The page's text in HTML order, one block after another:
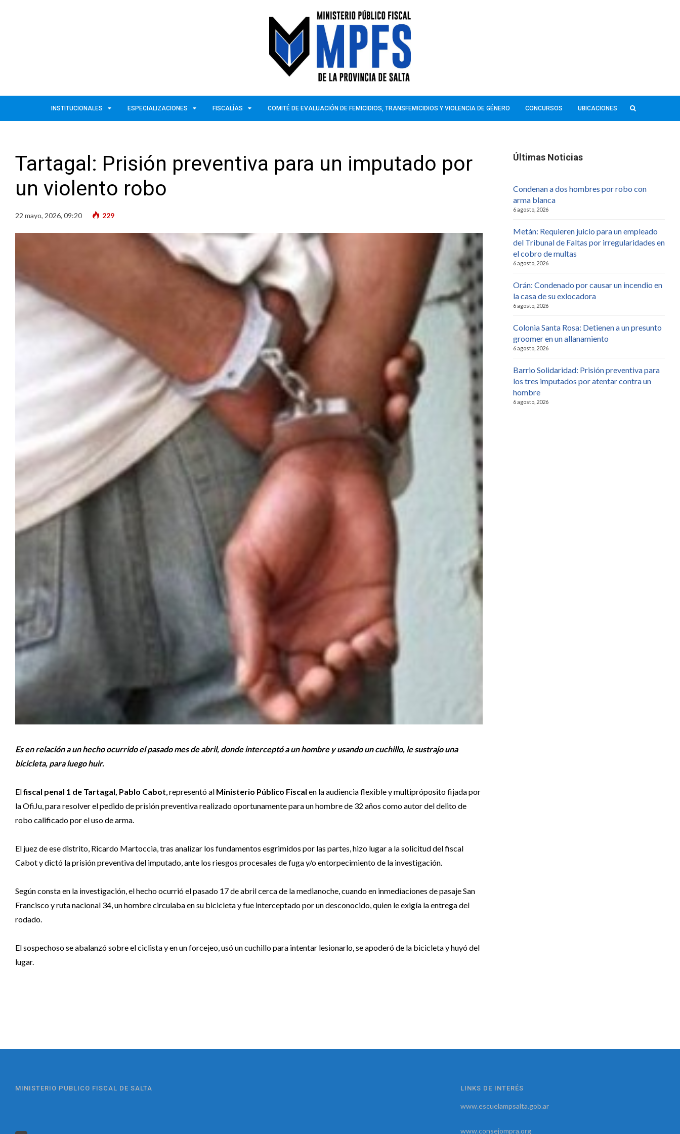
INSTITUCIONALES ESPECIALIZACIONES FISCALÍAS COMITÉ DE EVALUACIÓN DE FEMICIDIOS, TRANSFEMICIDIOS Y VIOLENCIA DE GÉNERO CONCURSOS UBICACIONES
Tartagal: Prisión preventiva para un imputado por
un violento robo
22 mayo, 2026, 09:20 229
Es en relación a un hecho ocurrido el pasado mes de abril, donde interceptó a un hombre y usando un cuchillo, le sustrajo una
bicicleta, para luego huir.
Elfiscal penal 1 de Tartagal, Pablo Cabot, representó al Ministerio Público Fiscal en la audiencia flexible y multipróposito fijada por
la OfiJu, para resolver el pedido de prisión preventiva realizado oportunamente para un hombre de 32 años como autor del delito de
robo calificado por el uso de arma.
El juez de ese distrito, Ricardo Martoccia, tras analizar los fundamentos esgrimidos por las partes, hizo lugar a la solicitud del fiscal
Cabot y dictó la prisión preventiva del imputado, ante los riesgos procesales de fuga y/o entorpecimiento de la investigación.
Según consta en la investigación, el hecho ocurrió el pasado 17 de abril cerca de la medianoche, cuando en inmediaciones de pasaje San
Francisco y ruta nacional 34, un hombre circulaba en su bicicleta y fue interceptado por un desconocido, quien le exigía la entrega del
rodado.
El sospechoso se abalanzó sobre el ciclista y en un forcejeo, usó un cuchillo para intentar lesionarlo, se apoderó de la bicicleta y huyó del
lugar.
Últimas Noticias
Condenan a dos hombres por robo con
arma blanca
6 agosto, 2026
Metán: Requieren juicio para un empleado
del Tribunal de Faltas por irregularidades en
el cobro de multas
6 agosto, 2026
Orán: Condenado por causar un incendio en
la casa de su exlocadora
6 agosto, 2026
Colonia Santa Rosa: Detienen a un presunto
groomer en un allanamiento
6 agosto, 2026
Barrio Solidaridad: Prisión preventiva para
los tres imputados por atentar contra un
hombre
6 agosto, 2026
MINISTERIO PUBLICO FISCAL DE SALTA LINKS DE INTERÉS
www.escuelampsalta.gob.ar
www.consejompra.org